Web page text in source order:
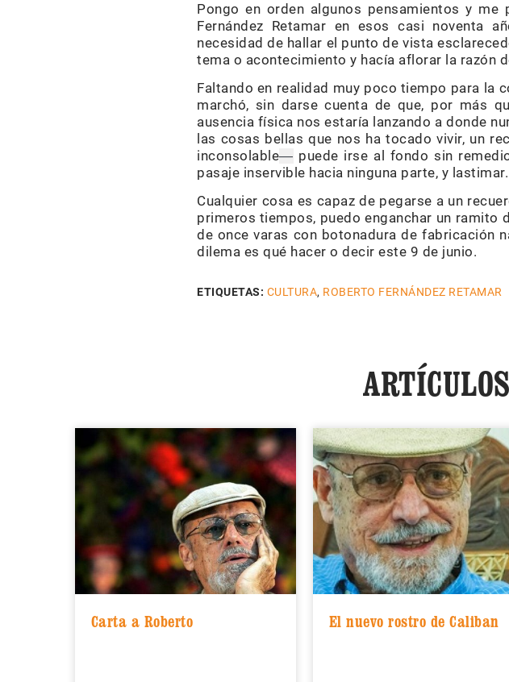
Pongo en orden algunos pensamientos y
Fernández Retamar en esos casi noventa
necesidad de hallar el punto de vista
tema o acontecimiento y hacía aflorar la razón
Faltando en realidad muy poco tiempo para la
marchó, sin darse cuenta de que, por más
ausencia física nos estaría lanzando a donde
las cosas bellas que nos ha tocado vivir, un
inconsolable— puede irse al fondo sin
pasaje inservible hacia ninguna parte, y lastimar.
Cualquier cosa es capaz de pegarse a un
primeros tiempos, puedo enganchar un ramito
de once varas con botonadura de fabricación
dilema es qué hacer o decir este 9 de junio.
ETIQUETAS: CULTURA, ROBERTO FERNÁNDEZ RETAMAR
Carta a Roberto El nuevo rostro de Caliban